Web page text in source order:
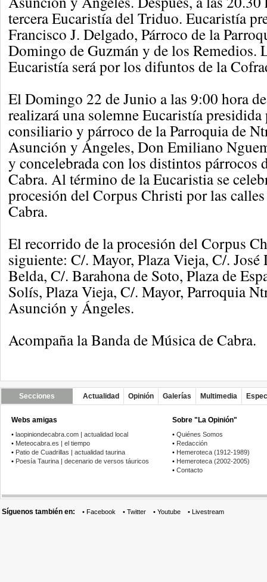
tercera Eucaristía del Triduo. Eucaristía
Francisco J. Delgado, Párroco de la
Domingo de Guzmán y de los Remedios.
Eucaristía será por los difuntos de la
El Domingo 22 de Junio a las 9:00 hora
realizará una solemne Eucaristía
consiliario y párroco de la Parroquia de
Asunción y Ángeles, Don Emiliano
y concelebrada con los distintos párrocos
Cabra. Al término de la Eucaristia se
procesión del Corpus Christi por las
Cabra.
El recorrido de la procesión del Corpus
siguiente: C/. Mayor, Plaza Vieja, C/.
Belda, C/. Barahona de Soto, Plaza de
Solís, Plaza Vieja, C/. Mayor, Parroquia
Asunción y Ángeles.
Acompaña la Banda de Música de Cabra.
Secciones Actualidad Opinión Galerías Multimedia
Webs amigas
• laopiniondecabra.com | actualidad local
• Meteocabra.es | el tiempo
• Patio de Cuadrillas | actualidad taurina
• Poesía Taurina | decenario de versos táuricos
Sobre "La Opinión"
• Quiénes Somos
• Redacción
• Hemeroteca (1912-1989)
• Hemeroteca (2002-2005)
• Contacto
Síguenos también en: • Facebook • Twitter • Youtube • Livestream